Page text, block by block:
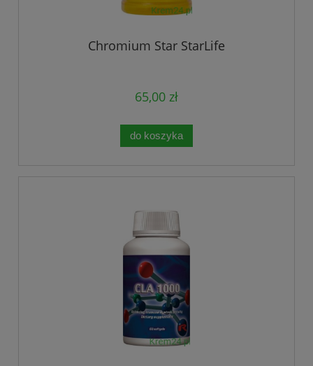
Chromium Star StarLife
65,00 zł
do koszyka